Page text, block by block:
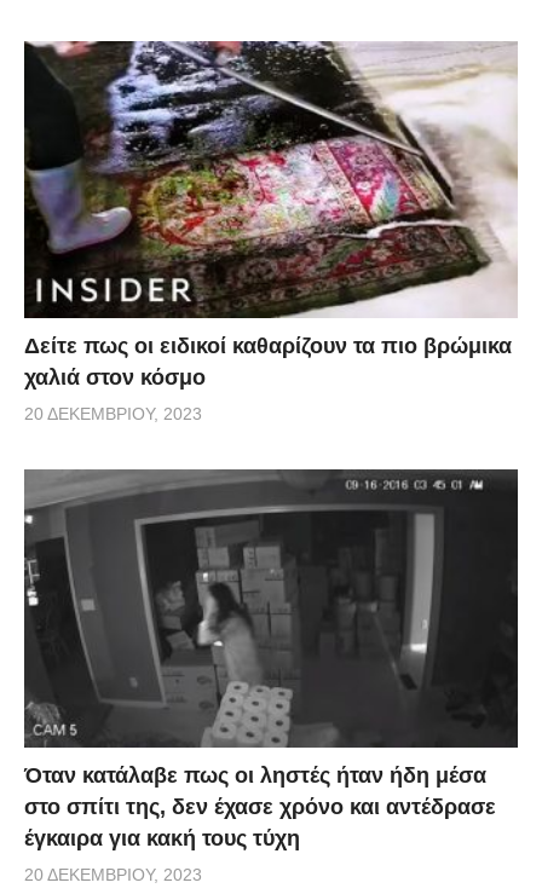
Δείτε πως οι ειδικοί καθαρίζουν τα πιο βρώμικα
χαλιά στον κόσμο
20 ΔΕΚΕΜΒΡΊΟΥ, 2023
Όταν κατάλαβε πως οι ληστές ήταν ήδη μέσα
στο σπίτι της, δεν έχασε χρόνο και αντέδρασε
έγκαιρα για κακή τους τύχη
20 ΔΕΚΕΜΒΡΊΟΥ, 2023